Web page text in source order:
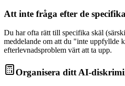
Att inte fråga efter de
Du har ofta rätt till specifika skäl
meddelande om att du "inte uppfyllde
efterlevnadsproblem värt att ta upp.
Organisera ditt AI-